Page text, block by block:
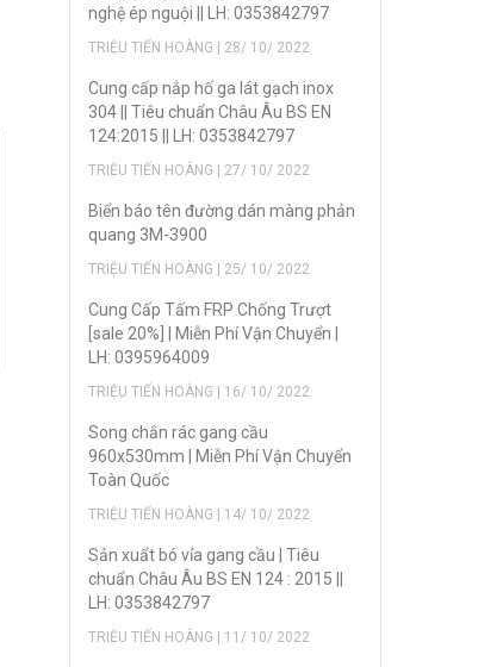
nghệ ép nguội || LH: 0353842797
TRIỆU TIẾN HOÀNG | 28/ 10/ 2022
Cung cấp nắp hố ga lát gạch inox
304 || Tiêu chuẩn Châu Âu BS EN
124:2015 || LH: 0353842797
TRIỆU TIẾN HOÀNG | 27/ 10/ 2022
Biển báo tên đường dán màng phản
quang 3M-3900
TRIỆU TIẾN HOÀNG | 25/ 10/ 2022
Cung Cấp Tấm FRP Chống Trượt
[sale 20%] | Miễn Phí Vận Chuyển |
LH: 0395964009
TRIỆU TIẾN HOÀNG | 16/ 10/ 2022
Song chắn rác gang cầu
960x530mm | Miễn Phí Vận Chuyển
Toàn Quốc
TRIỆU TIẾN HOÀNG | 14/ 10/ 2022
Sản xuẩt bó vỉa gang cầu | Tiêu
chuẩn Châu Âu BS EN 124 : 2015 ||
LH: 0353842797
TRIỆU TIẾN HOÀNG | 11/ 10/ 2022